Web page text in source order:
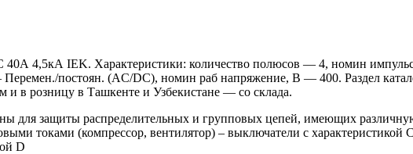
4,5кА IEK. Характеристики: количество полюсов — 4, номин
постоян. (AC/DC), номин раб напряжение, В — 400. Раздел
и в розницу в Ташкенте и Узбекистане — со склада.
для защиты распределительных и групповых цепей, имеющих
токами (компрессор, вентилятор) – выключатели с
D